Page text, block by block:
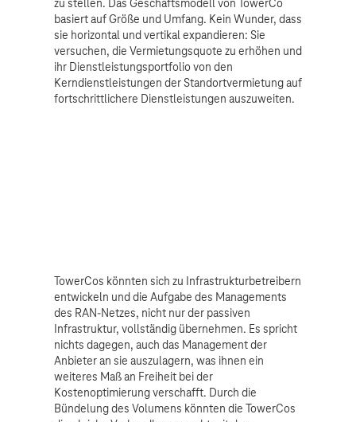
zu stellen. Das Geschäftsmodell von TowerCo
basiert auf Größe und Umfang. Kein Wunder, dass
sie horizontal und vertikal expandieren: Sie
versuchen, die Vermietungsquote zu erhöhen und
ihr Dienstleistungsportfolio von den
Kerndienstleistungen der Standortvermietung auf
fortschrittlichere Dienstleistungen auszuweiten.
TowerCos könnten sich zu Infrastrukturbetreibern
entwickeln und die Aufgabe des Managements
des RAN-Netzes, nicht nur der passiven
Infrastruktur, vollständig übernehmen. Es spricht
nichts dagegen, auch das Management der
Anbieter an sie auszulagern, was ihnen ein
weiteres Maß an Freiheit bei der
Kostenoptimierung verschafft. Durch die
Bündelung des Volumens könnten die TowerCos